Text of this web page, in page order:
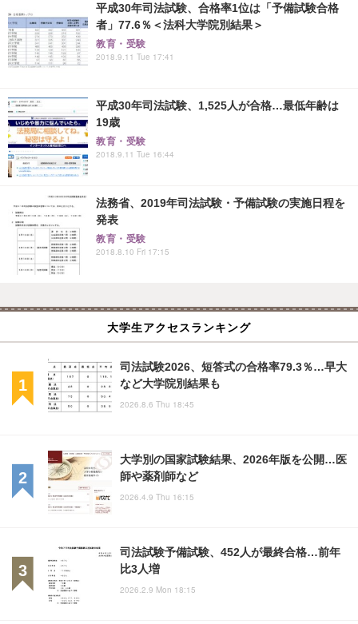
平成30年司法試験、合格率1位は「予備試験合格
者」77.6％＜法科大学院別結果＞
教育・受験
2018.9.11 Tue 17:41
平成30年司法試験、1,525人が合格…最低年齢は
19歳
教育・受験
2018.9.11 Tue 16:44
法務省、2019年司法試験・予備試験の実施日程を
発表
教育・受験
2018.8.10 Fri 17:15
大学生アクセスランキング
司法試験2026、短答式の合格率79.3％…早大
など大学院別結果も
2026.8.6 Thu 18:45
大学別の国家試験結果、2026年版を公開…医
師や薬剤師など
2026.4.9 Thu 16:15
司法試験予備試験、452人が最終合格…前年
比3人増
2026.2.9 Mon 18:15